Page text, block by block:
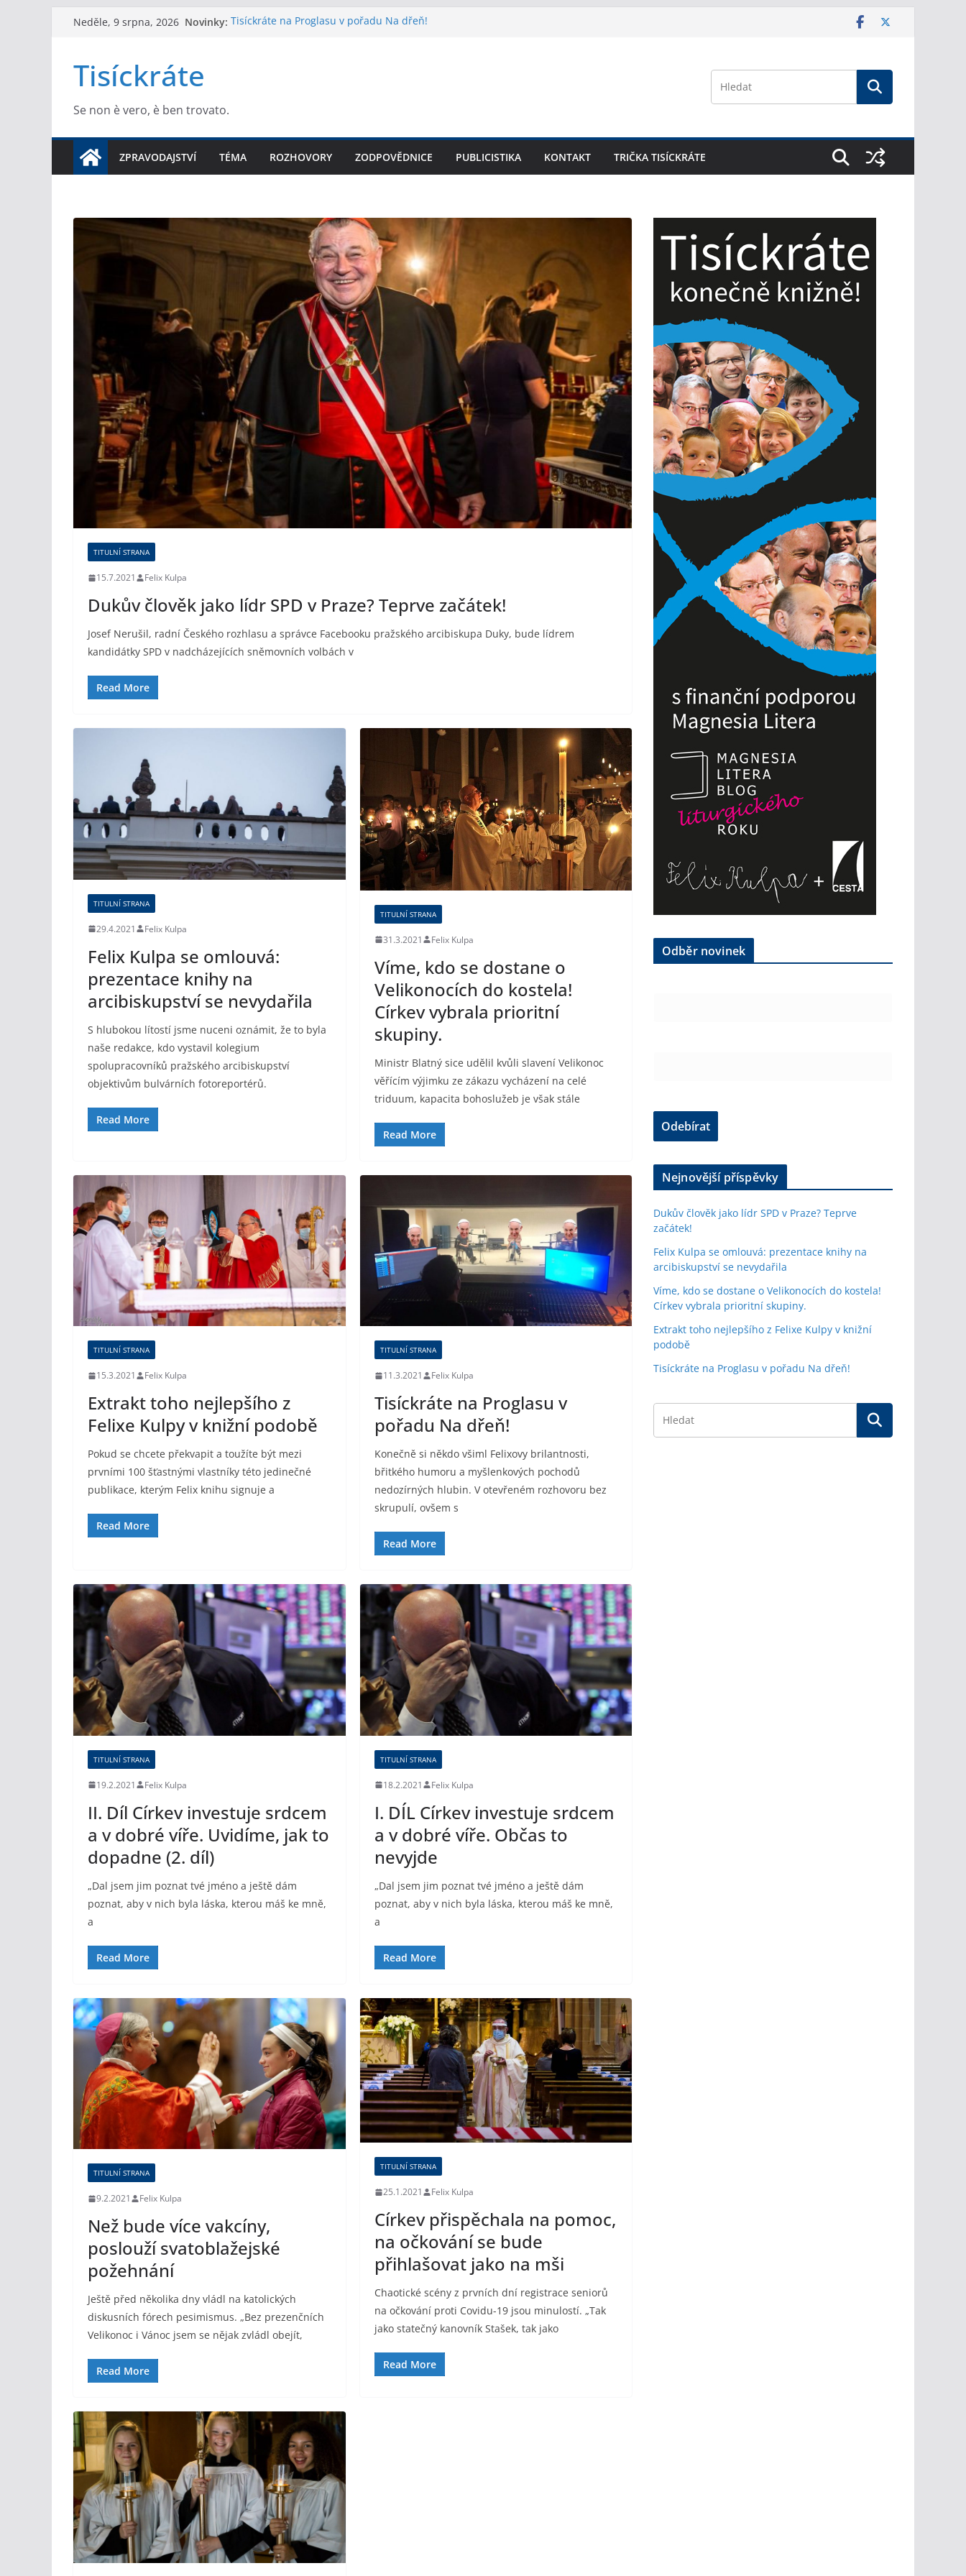
Přeskočit
Neděle, 9 srpna, 2026 Novinky: Tisíckráte na Proglasu v pořadu Na dřeň!
Tisíckráte
Se non è vero, è ben trovato.
ZPRAVODAJSTVÍ TÉMA ROZHOVORY ZODPOVĚDNICE PUBLICISTIKA KONTAKT TRIČKA TISÍCKRÁTE
TITULNÍ STRANA
15.7.2021 Felix Kulpa
Dukův člověk jako lídr SPD v Praze? Teprve začátek!
Josef Nerušil, radní Českého rozhlasu a správce Facebooku pražského arcibiskupa Duky, bude lídrem
kandidátky SPD v nadcházejících sněmovních volbách v
Read More
TITULNÍ STRANA
29.4.2021 Felix Kulpa
Felix Kulpa se omlouvá:
prezentace knihy na
arcibiskupství se nevydařila
S hlubokou lítostí jsme nuceni oznámit, že to byla
naše redakce, kdo vystavil kolegium
spolupracovníků pražského arcibiskupství
objektivům bulvárních fotoreportérů.
Read More
TITULNÍ STRANA
31.3.2021 Felix Kulpa
Víme, kdo se dostane o
Velikonocích do kostela!
Církev vybrala prioritní
skupiny.
Ministr Blatný sice udělil kvůli slavení Velikonoc
věřícím výjimku ze zákazu vycházení na celé
triduum, kapacita bohoslužeb je však stále
Read More
TITULNÍ STRANA
15.3.2021 Felix Kulpa
Extrakt toho nejlepšího z
Felixe Kulpy v knižní podobě
Pokud se chcete překvapit a toužíte být mezi
prvními 100 šťastnými vlastníky této jedinečné
publikace, kterým Felix knihu signuje a
Read More
TITULNÍ STRANA
11.3.2021 Felix Kulpa
Tisíckráte na Proglasu v
pořadu Na dřeň!
Konečně si někdo všiml Felixovy brilantnosti,
břitkého humoru a myšlenkových pochodů
nedozírných hlubin. V otevřeném rozhovoru bez
skrupulí, ovšem s
Read More
TITULNÍ STRANA
19.2.2021 Felix Kulpa
II. Díl Církev investuje srdcem
a v dobré víře. Uvidíme, jak to
dopadne (2. díl)
„Dal jsem jim poznat tvé jméno a ještě dám
poznat, aby v nich byla láska, kterou máš ke mně,
a
Read More
TITULNÍ STRANA
18.2.2021 Felix Kulpa
I. DÍL Církev investuje srdcem
a v dobré víře. Občas to
nevyjde
„Dal jsem jim poznat tvé jméno a ještě dám
poznat, aby v nich byla láska, kterou máš ke mně,
a
Read More
TITULNÍ STRANA
9.2.2021 Felix Kulpa
Než bude více vakcíny,
poslouží svatoblažejské
požehnání
Ještě před několika dny vládl na katolických
diskusních fórech pesimismus. „Bez prezenčních
Velikonoc i Vánoc jsem se nějak zvládl obejít,
Read More
TITULNÍ STRANA
25.1.2021 Felix Kulpa
Církev přispěchala na pomoc,
na očkování se bude
přihlašovat jako na mši
Chaotické scény z prvních dní registrace seniorů
na očkování proti Covidu-19 jsou minulostí. „Tak
jako statečný kanovník Stašek, tak jako
Read More
Odběr novinek
Nejnovější příspěvky
Dukův člověk jako lídr SPD v Praze? Teprve
začátek!
Felix Kulpa se omlouvá: prezentace knihy na
arcibiskupství se nevydařila
Víme, kdo se dostane o Velikonocích do kostela!
Církev vybrala prioritní skupiny.
Extrakt toho nejlepšího z Felixe Kulpy v knižní
podobě
Tisíckráte na Proglasu v pořadu Na dřeň!